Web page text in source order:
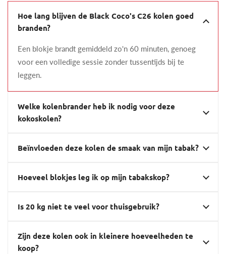
Hoe lang blijven de Black Coco's C26 kolen goed
branden?
Een blokje brandt gemiddeld zo'n 60 minuten, genoeg
voor een volledige sessie zonder tussentijds bij te
leggen.
Welke kolenbrander heb ik nodig voor deze
kokoskolen?
Beïnvloeden deze kolen de smaak van mijn tabak?
Hoeveel blokjes leg ik op mijn tabakskop?
Is 20 kg niet te veel voor thuisgebruik?
Zijn deze kolen ook in kleinere hoeveelheden te
koop?